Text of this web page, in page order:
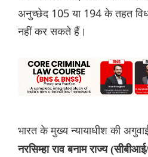
अनुच्छेद 105 या 194 के तहत
नहीं कर सकते हैं।
भारत के मुख्य न्यायाधीश की
नरसिम्हा राव बनाम राज्य